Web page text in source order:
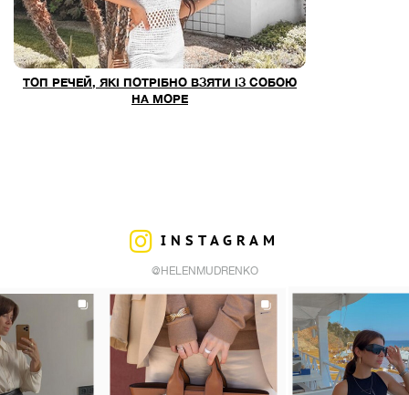
ТОП РЕЧЕЙ, ЯКІ ПОТРІБНО ВЗЯТИ ІЗ СОБОЮ
НА МОРЕ
INSTAGRAM
@HELENMUDRENKO